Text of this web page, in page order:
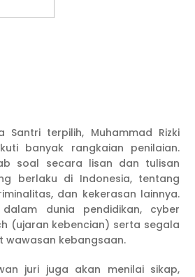
Santri terpilih, Muhammad Rizki
banyak rangkaian penilaian.
soal secara lisan dan tulisan
berlaku di Indonesia, tentang
dan kekerasan lainnya.
dalam dunia pendidikan, cyber
(ujaran kebencian) serta segala
wawasan kebangsaan.
juri juga akan menilai sikap,